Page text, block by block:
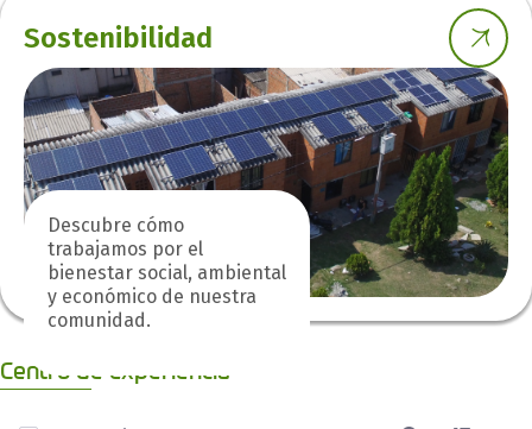
Sostenibilidad
Descubre cómo
trabajamos por el
bienestar social, ambiental
y económico de nuestra
comunidad.
Centro de experiencia